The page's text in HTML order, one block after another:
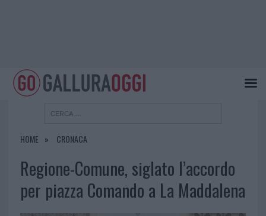
HOME CRONACA
Regione-Comune, siglato l’accordo
per piazza Comando a La Maddalena